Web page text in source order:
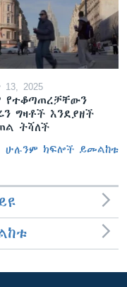
2025
የተቆጣጠረቻቸውን
ግዛቶች እንደያዘች
ትሻለች
ሁሉንም ክፍሎች ይመልከቱ